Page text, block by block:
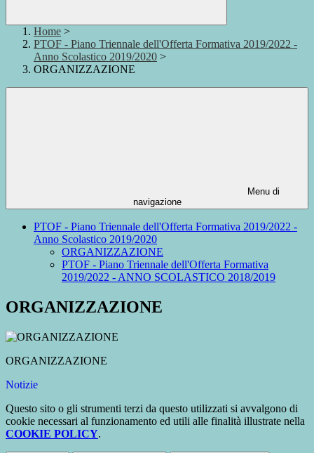
Home >
PTOF - Piano Triennale dell'Offerta Formativa 2019/2022 -
Anno Scolastico 2019/2020 >
ORGANIZZAZIONE
Menu di
navigazione
PTOF - Piano Triennale dell'Offerta Formativa 2019/2022 -
Anno Scolastico 2019/2020
ORGANIZZAZIONE
PTOF - Piano Triennale dell'Offerta Formativa
2019/2022 - ANNO SCOLASTICO 2018/2019
ORGANIZZAZIONE
ORGANIZZAZIONE
Notizie
Questo sito o gli strumenti terzi da questo utilizzati si avvalgono di
cookie necessari al funzionamento ed utili alle finalità illustrate nella
COOKIE POLICY.